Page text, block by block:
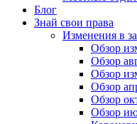
Блог
Знай свои права
Изменения в
Обзор
Обзор
Обзор
Обзор
Обзор
Обзор